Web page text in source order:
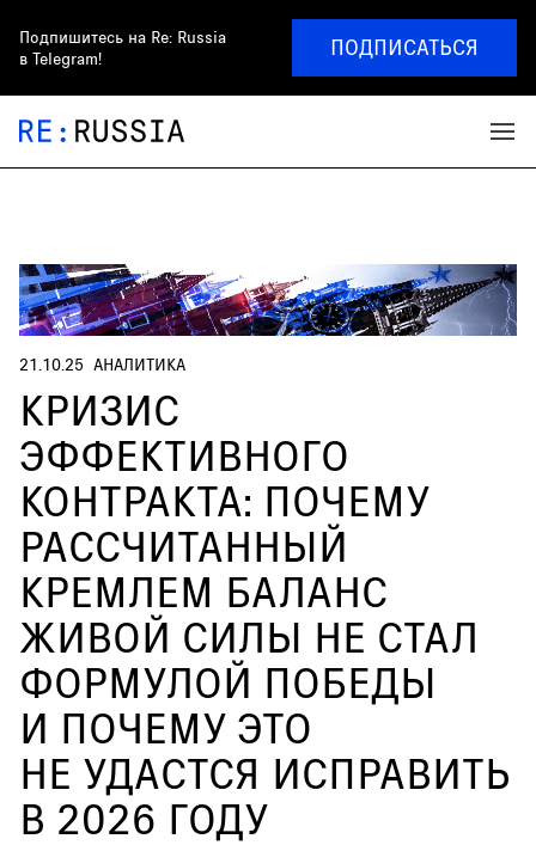
Подпишитесь на Re: Russia
в Telegram!
ПОДПИСАТЬСЯ
21.10.25 АНАЛИТИКА
КРИЗИС
ЭФФЕКТИВНОГО
КОНТРАКТА: ПОЧЕМУ
РАССЧИТАННЫЙ
КРЕМЛЕМ БАЛАНС
ЖИВОЙ СИЛЫ НЕ СТАЛ
ФОРМУЛОЙ ПОБЕДЫ
И ПОЧЕМУ ЭТО
НЕ УДАСТСЯ ИСПРАВИТЬ
В 2026 ГОДУ